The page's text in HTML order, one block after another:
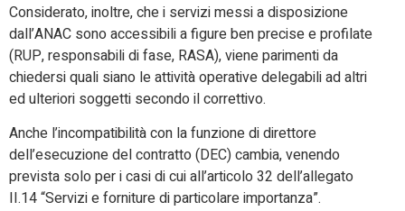
Considerato, inoltre, che i servizi messi a disposizione
dall’ANAC sono accessibili a figure ben precise e profilate
(RUP, responsabili di fase, RASA), viene parimenti da
chiedersi quali siano le attività operative delegabili ad altri
ed ulteriori soggetti secondo il correttivo.
Anche l’incompatibilità con la funzione di direttore
dell’esecuzione del contratto (DEC) cambia, venendo
prevista solo per i casi di cui all’articolo 32 dell’allegato
II.14 “Servizi e forniture di particolare importanza”.